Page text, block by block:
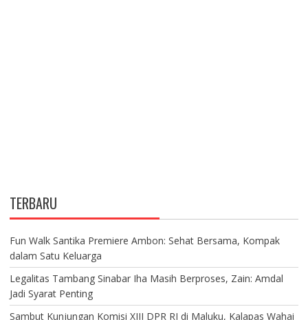
TERBARU
Fun Walk Santika Premiere Ambon: Sehat Bersama, Kompak
dalam Satu Keluarga
Legalitas Tambang Sinabar Iha Masih Berproses, Zain: Amdal
Jadi Syarat Penting
Sambut Kunjungan Komisi XIII DPR RI di Maluku, Kalapas Wahai